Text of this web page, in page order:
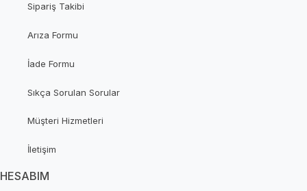
Sipariş Takibi
Arıza Formu
İade Formu
Sıkça Sorulan Sorular
Müşteri Hizmetleri
İletişim
HESABIM